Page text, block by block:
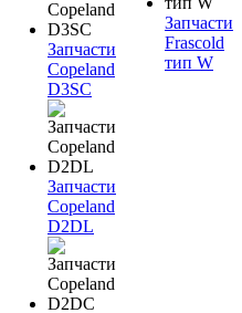
Запчасти
Copeland
D3SC
Запчасти
Copeland
D2DL
Запчасти
Frascold
тип W